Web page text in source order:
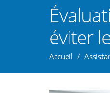
éviter
Accueil